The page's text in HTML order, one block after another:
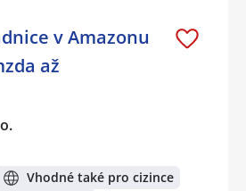
v Amazonu
až
Vhodné také pro cizince